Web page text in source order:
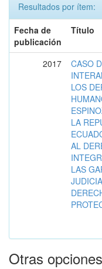
Resultados por ítem:
Fecha de
publicación
Título
2017
CASO
LOS
LA
AL
LAS
Otras